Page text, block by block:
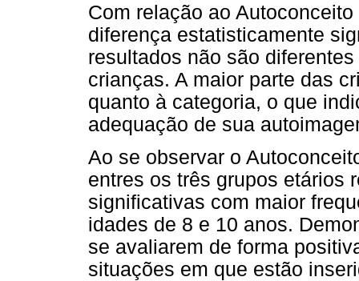
Com relação ao
diferença estatisticamente
resultados não são
crianças. A maior parte das
quanto à categoria, o que
adequação de sua
Ao se observar o
entres os três grupos etários
significativas com maior
idades de 8 e 10 anos.
se avaliarem de forma
situações em que estão